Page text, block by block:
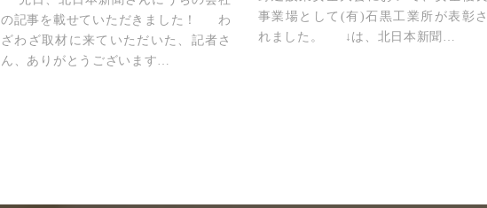
の記事を載せていただきました！ わ
ざわざ取材に来ていただいた、記者さ
ん、ありがとうございます…
事業場として(有)石黒工業所が表彰さ
れました。 ↓は、北日本新聞…